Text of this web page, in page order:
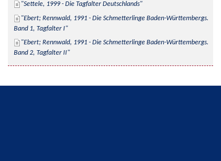
Settele, 1999 - Die Tagfalter Deutschlands
Ebert; Rennwald, 1991 - Die Schmetterlinge Baden-Württembergs.
Band 1, Tagfalter I
Ebert; Rennwald, 1991 - Die Schmetterlinge Baden-Württembergs.
Band 2, Tagfalter II